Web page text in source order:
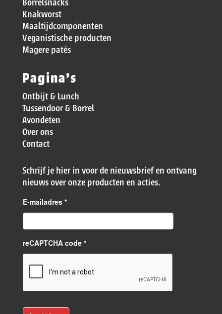
Borrelsnacks
Knakworst
Maaltijdcomponenten
Veganistische producten
Magere patés
Pagina’s
Ontbijt & Lunch
Tussendoor & Borrel
Avondeten
Over ons
Contact
Schrijf je hier in voor de nieuwsbrief en ontvang
nieuws over onze producten en acties.
E-mailadres *
reCAPTCHA code *